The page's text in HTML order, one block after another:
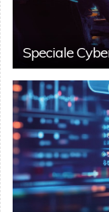
Speciale